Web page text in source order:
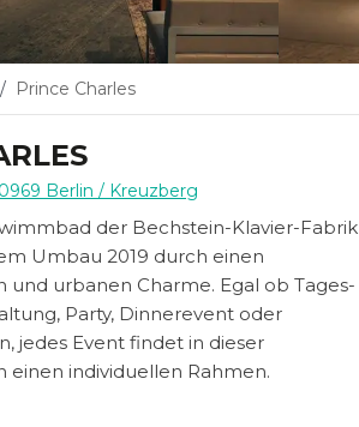
Prince Charles
Berlin / Kreuzberg
der Bechstein-Klavier-Fabrik
Umbau 2019 durch einen
urbanen Charme. Egal ob Tages-
Party, Dinnerevent oder
jedes Event findet in dieser
einen individuellen Rahmen.